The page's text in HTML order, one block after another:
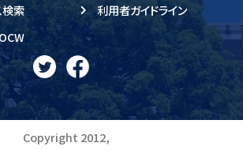
検索
利用者ガイドライン
Copyright 2012,